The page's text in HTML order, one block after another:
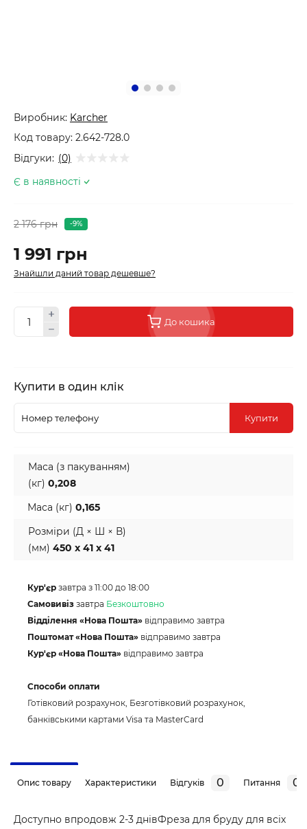
Виробник: Karcher
Код товару: 2.642-728.0
Відгуки: (0)
Є в наявності
2 176 грн -9%
1 991 грн
Знайшли даний товар дешевше?
До кошика
Купити в один клік
Купити
Маса (з пакуванням)
(кг) 0,208
Маса (кг) 0,165
Розміри (Д × Ш × В)
(мм) 450 x 41 x 41
Кур'єр завтра з 11:00 до 18:00
Самовивіз завтра Безкоштовно
Відділення «Нова Пошта» відправимо завтра
Поштомат «Нова Пошта» відправимо завтра
Кур'єр «Нова Пошта» відправимо завтра
Способи оплати
Готівковий розрахунок, Безготівковий розрахунок,
банківськими картами Visa та MasterCard
Опис товару Характеристики Відгуків 0 Питання 0
Доступно впродовж 2-3 днівФреза для бруду для всіх